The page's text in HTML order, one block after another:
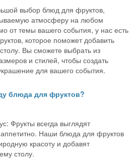
выбор блюд для фруктов,
атмосферу на любом
от темы вашего события, у нас есть
которое поможет добавить
Вы сможете выбрать из
и стилей, чтобы создать
для вашего события.
блюда для фруктов?
Фрукты всегда выглядят
Наши блюда для фруктов
красоту и добавят
столу.